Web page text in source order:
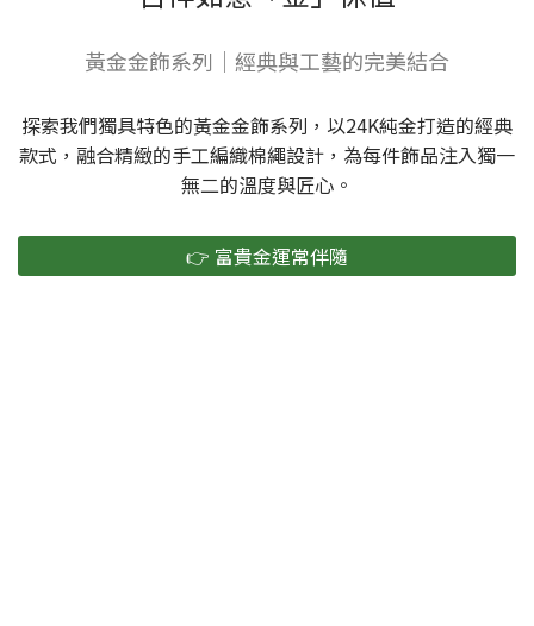
黃金金飾系列｜經典與工藝的完美結合
探索我們獨具特色的黃金金飾系列，以24K純金打造的經典
款式，融合精緻的手工編織棉繩設計，為每件飾品注入獨一
無二的溫度與匠心。
👉 富貴金運常伴隨